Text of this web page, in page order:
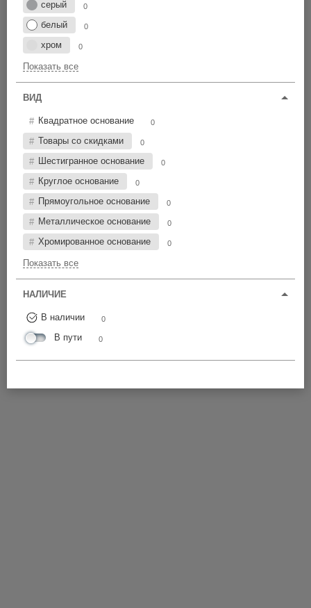
серый 0
белый 0
хром 0
Показать все
ВИД
Квадратное основание 0
Товары со скидками 0
Шестигранное основание 0
Круглое основание 0
Прямоугольное основание 0
Металлическое основание 0
Хромированное основание 0
Показать все
НАЛИЧИЕ
В наличии 0
В пути 0
Цена по возрастанию
Товары не в наличии, но для вас мы
произведем!
25
8
30x30